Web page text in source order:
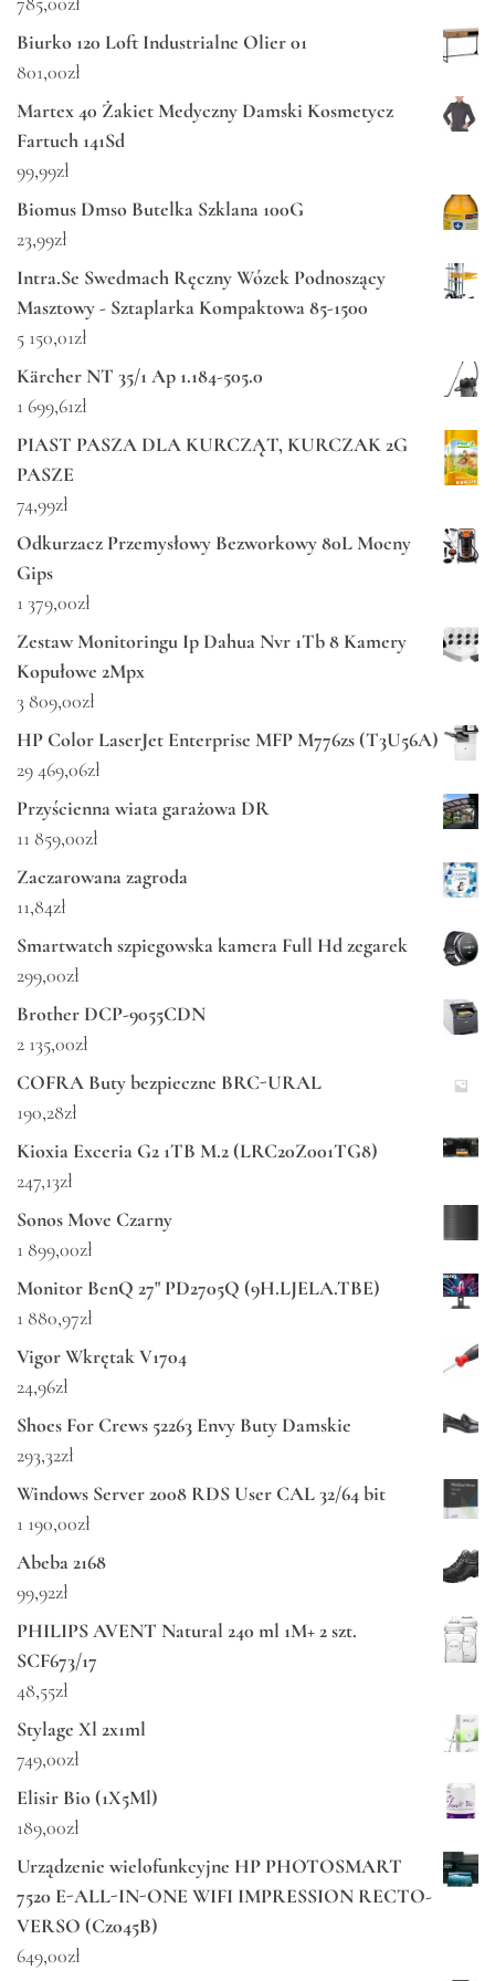
Biurko 120 Loft Industrialne Olier 01
801,00zł
Martex 40 Żakiet Medyczny Damski Kosmetycz
Fartuch 141Sd
99,99zł
Biomus Dmso Butelka Szklana 100G
23,99zł
Intra.Se Swedmach Ręczny Wózek Podnoszący
Masztowy - Sztaplarka Kompaktowa 85-1500
5 150,01zł
Kärcher NT 35/1 Ap 1.184-505.0
1 699,61zł
PIAST PASZA DLA KURCZĄT, KURCZAK 2G
PASZE
74,99zł
Odkurzacz Przemysłowy Bezworkowy 80L Mocny
Gips
1 379,00zł
Zestaw Monitoringu Ip Dahua Nvr 1Tb 8 Kamery
Kopułowe 2Mpx
3 809,00zł
HP Color LaserJet Enterprise MFP M776zs (T3U56A)
29 469,06zł
Przyścienna wiata garażowa DR
11 859,00zł
Zaczarowana zagroda
11,84zł
Smartwatch szpiegowska kamera Full Hd zegarek
299,00zł
Brother DCP-9055CDN
2 135,00zł
COFRA Buty bezpieczne BRC-URAL
190,28zł
Kioxia Exceria G2 1TB M.2 (LRC20Z001TG8)
247,13zł
Sonos Move Czarny
1 899,00zł
Monitor BenQ 27" PD2705Q (9H.LJELA.TBE)
1 880,97zł
Vigor Wkrętak V1704
24,96zł
Shoes For Crews 52263 Envy Buty Damskie
293,32zł
Windows Server 2008 RDS User CAL 32/64 bit
1 190,00zł
Abeba 2168
99,92zł
PHILIPS AVENT Natural 240 ml 1M+ 2 szt.
SCF673/17
48,55zł
Stylage Xl 2x1ml
749,00zł
Elisir Bio (1X5Ml)
189,00zł
Urządzenie wielofunkcyjne HP PHOTOSMART
7520 E-ALL-IN-ONE WIFI IMPRESSION RECTO-
VERSO (Cz045B)
649,00zł